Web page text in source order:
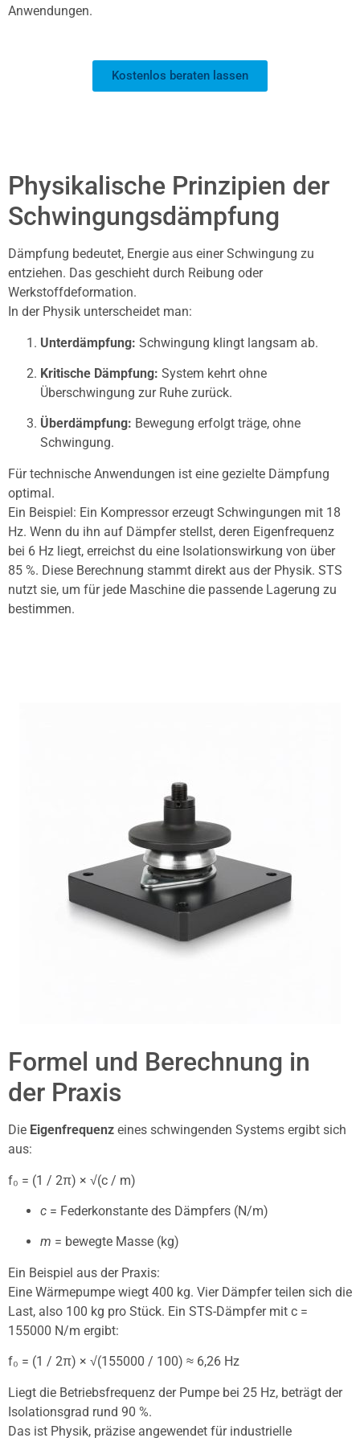
Anwendungen.
Kostenlos beraten lassen
Physikalische Prinzipien der
Schwingungsdämpfung
Dämpfung bedeutet, Energie aus einer Schwingung zu
entziehen. Das geschieht durch Reibung oder
Werkstoffdeformation.
In der Physik unterscheidet man:
Unterdämpfung: Schwingung klingt langsam ab.
Kritische Dämpfung: System kehrt ohne
Überschwingung zur Ruhe zurück.
Überdämpfung: Bewegung erfolgt träge, ohne
Schwingung.
Für technische Anwendungen ist eine gezielte Dämpfung
optimal.
Ein Beispiel: Ein Kompressor erzeugt Schwingungen mit 18
Hz. Wenn du ihn auf Dämpfer stellst, deren Eigenfrequenz
bei 6 Hz liegt, erreichst du eine Isolationswirkung von über
85 %. Diese Berechnung stammt direkt aus der Physik. STS
nutzt sie, um für jede Maschine die passende Lagerung zu
bestimmen.
Formel und Berechnung in
der Praxis
Die Eigenfrequenz eines schwingenden Systems ergibt sich
aus:
f₀ = (1 / 2π) × √(c / m)
c = Federkonstante des Dämpfers (N/m)
m = bewegte Masse (kg)
Ein Beispiel aus der Praxis:
Eine Wärmepumpe wiegt 400 kg. Vier Dämpfer teilen sich die
Last, also 100 kg pro Stück. Ein STS-Dämpfer mit c =
155000 N/m ergibt:
f₀ = (1 / 2π) × √(155000 / 100) ≈ 6,26 Hz
Liegt die Betriebsfrequenz der Pumpe bei 25 Hz, beträgt der
Isolationsgrad rund 90 %.
Das ist Physik, präzise angewendet für industrielle